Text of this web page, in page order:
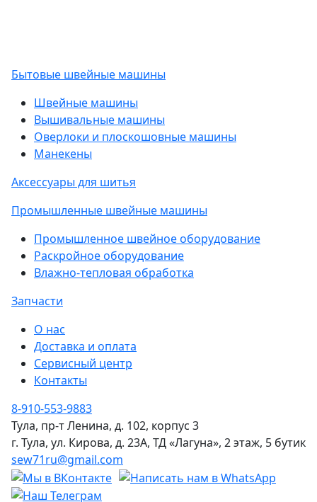
Бытовые швейные машины
Швейные машины
Вышивальные машины
Оверлоки и плоскошовные машины
Манекены
Аксессуары для шитья
Промышленные швейные машины
Промышленное швейное оборудование
Раскройное оборудование
Влажно-тепловая обработка
Запчасти
О нас
Доставка и оплата
Сервисный центр
Контакты
8-910-553-9883
Тула, пр-т Ленина, д. 102, корпус 3
г. Тула, ул. Кирова, д. 23А, ТД «Лагуна», 2 этаж, 5 бутик
sew71ru@gmail.com